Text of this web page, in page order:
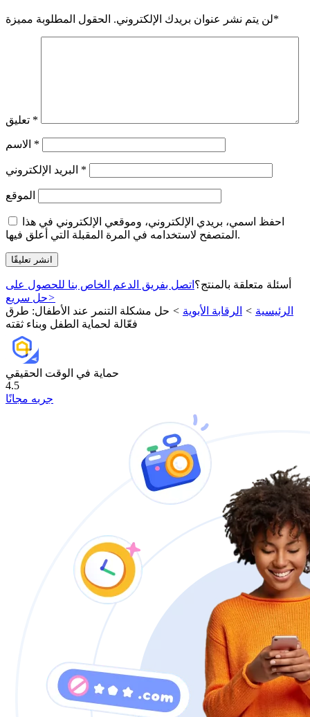
لن يتم نشر عنوان بريدك الإلكتروني. الحقول المطلوبة مميزة *
*
*
*
الموقع
احفظ اسمي، بريدي الإلكتروني، وموقعي الإلكتروني في هذا
المتصفح لاستخدامه في المرة المقبلة التي أعلق فيها.
أسئلة متعلقة بالمنتج؟ اتصل بفريق الدعم الخاص بنا للحصول على
حل سريع>
الرئيسية > الرقابة الأبوية > حل مشكلة التنمر عند الأطفال: طرق
فعّالة لحماية الطفل وبناء ثقته
حماية في الوقت الحقيقي
4.5
جربه مجانًا